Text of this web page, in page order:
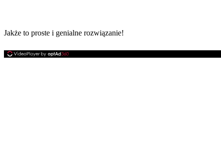
Jakże to proste i genialne rozwiązanie!